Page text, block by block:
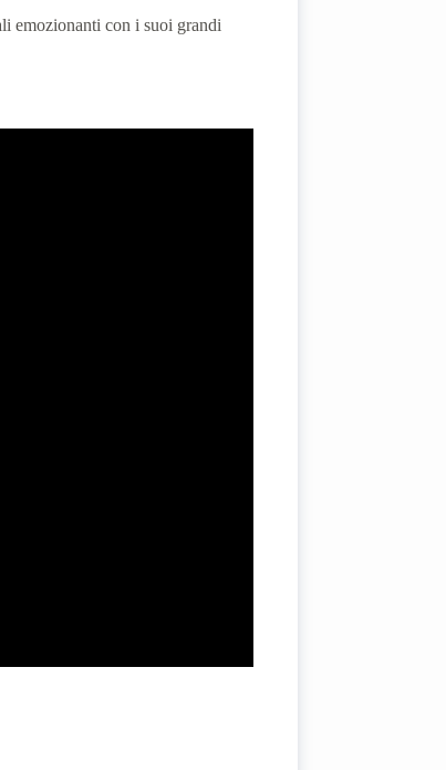
emozionanti con i suoi grandi